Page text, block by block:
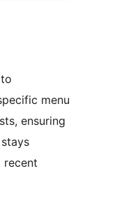
menu
ensuring
recent